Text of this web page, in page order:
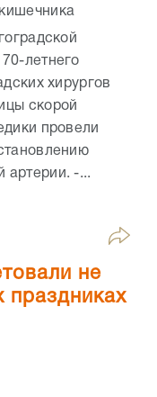
летнего
хирургов
скорой
провели
артерии. -...
не
праздниках